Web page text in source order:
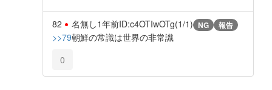
82 名無し1年前ID:c4OTIwOTg(1/1) NG 報告
>>79朝鮮の常識は世界の非常識
0